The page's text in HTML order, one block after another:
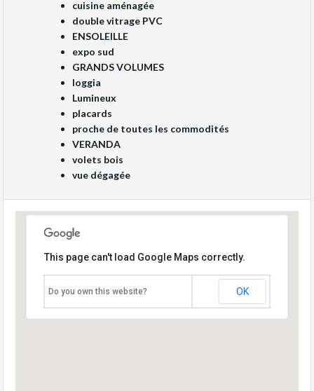
cuisine aménagée
double vitrage PVC
ENSOLEILLE
expo sud
GRANDS VOLUMES
loggia
Lumineux
placards
proche de toutes les commodités
VERANDA
volets bois
vue dégagée
This page can't load Google Maps correctly.
Do you own this website? OK